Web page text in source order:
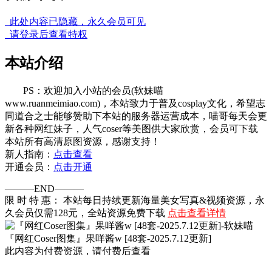
此处内容已隐藏，永久会员可见
请登录后查看特权
本站介绍
PS：欢迎加入小站的会员(软妹喵
www.ruanmeimiao.com)，本站致力于普及cosplay文化，希望志
同道合之士能够赞助下本站的服务器运营成本，喵哥每天会更
新各种网红妹子，人气coser等美图供大家欣赏，会员可下载
本站所有高清原图资源，感谢支持！
新人指南： 点击查看
开通会员： 点击开通
———END———
限 时 特 惠： 本站每日持续更新海量美女写真&视频资源，永
久会员仅需128元，全站资源免费下载 点击查看详情
『网红Coser图集』果咩酱w [48套-2025.7.12更新]
此内容为付费资源，请付费后查看